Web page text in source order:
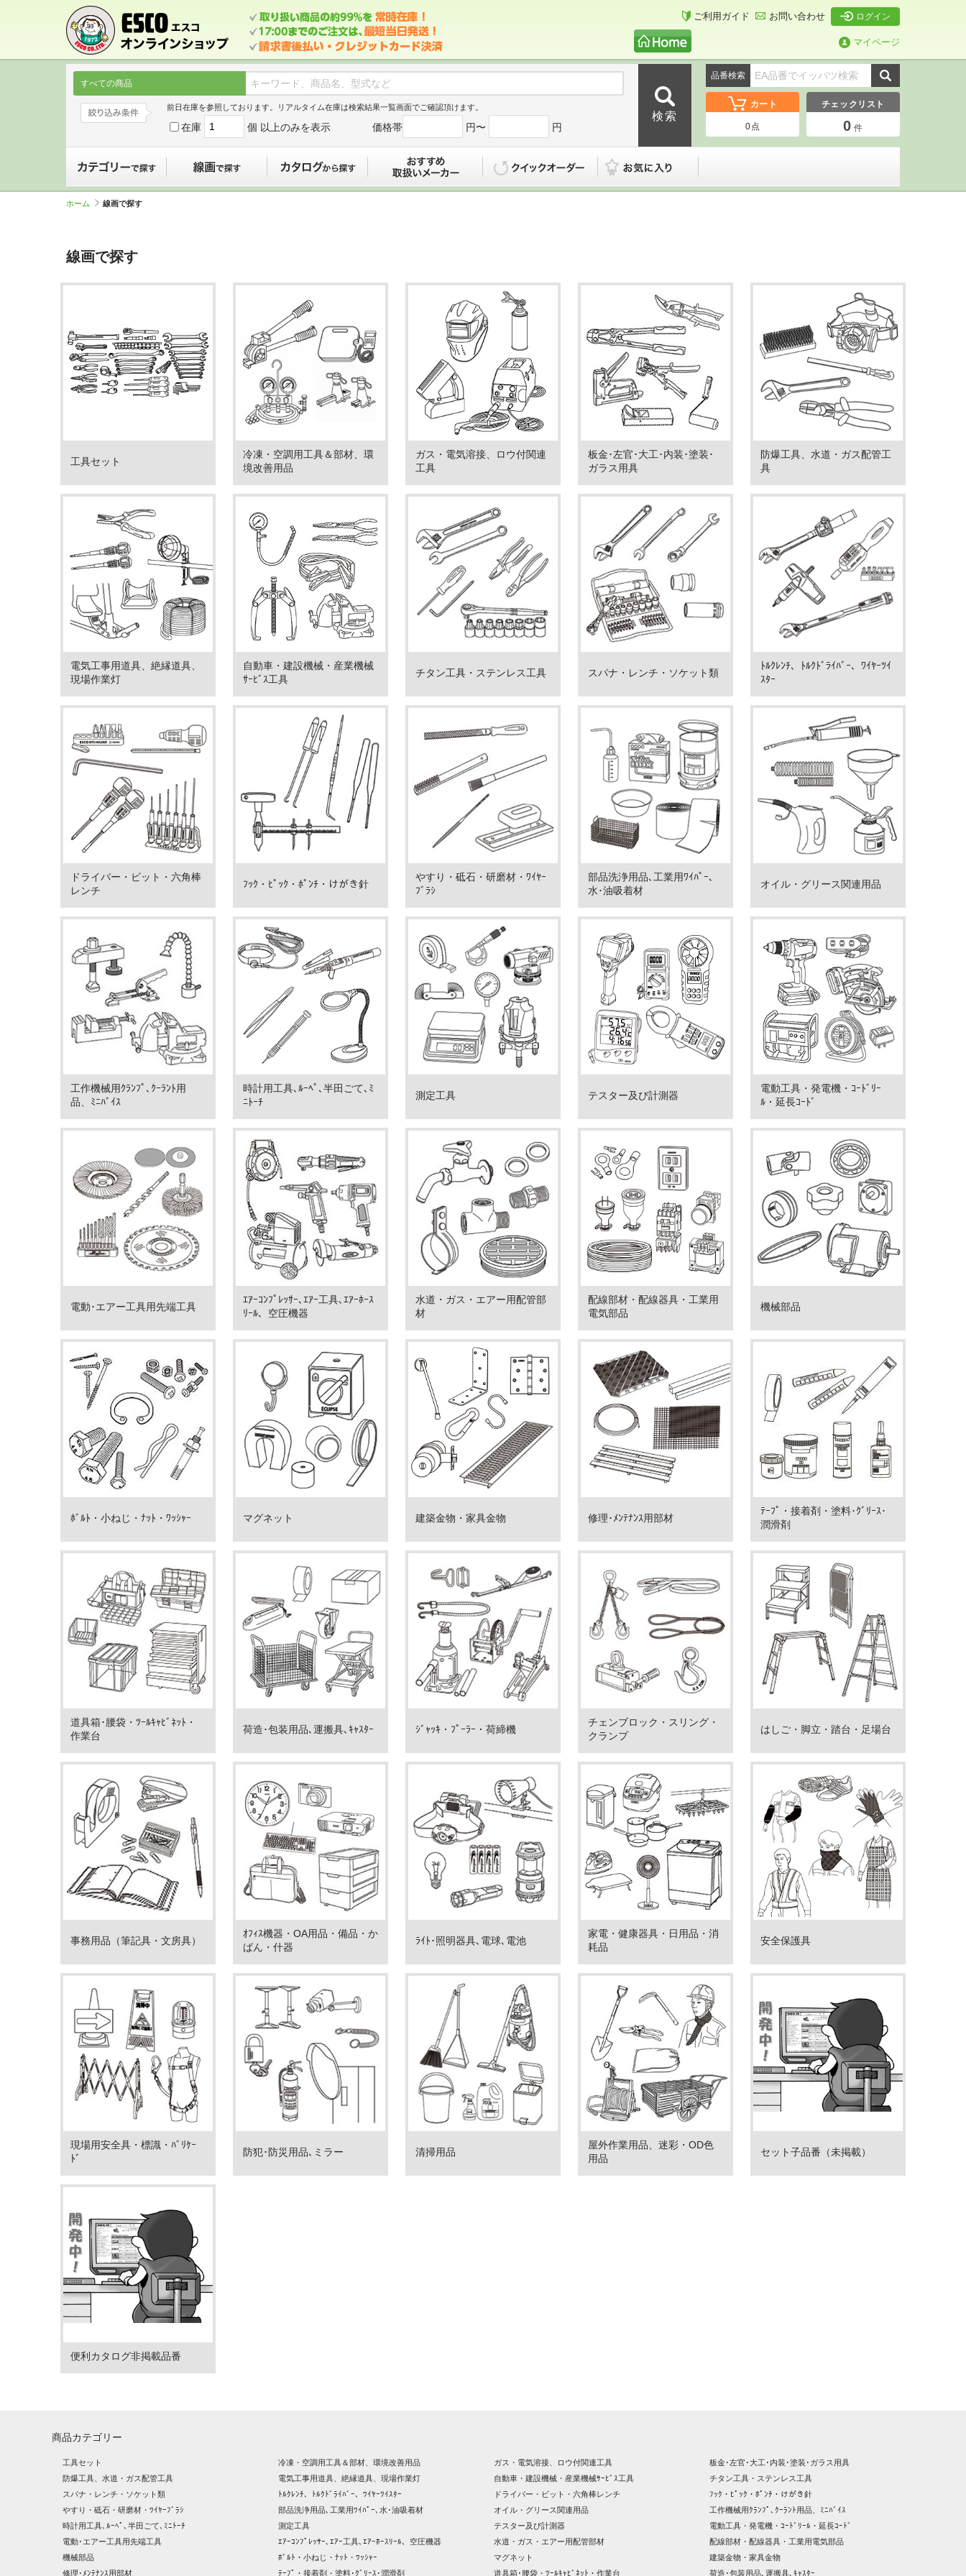
ご利用ガイド お問い合わせ ログイン
マイページ
すべての商品
前日在庫を参照しております。リアルタイム在庫は検索結果一覧画面でご確認頂けます。
在庫 個 以上のみを表示 価格帯 円〜 円
品番検索
カート
0点
チェックリスト
0 件
ホーム 線画で探す
線画で探す
工具セット
冷凍・空調用工具＆部材、環
境改善用品
ガス・電気溶接、ロウ付関連
工具
板金･左官･大工･内装･塗装･
ガラス用具
防爆工具、水道・ガス配管工
具
電気工事用道具、絶縁道具、
現場作業灯
自動車・建設機械・産業機械
ｻｰﾋﾞｽ工具
チタン工具・ステンレス工具 スパナ・レンチ・ソケット類
ﾄﾙｸﾚﾝﾁ、ﾄﾙｸﾄﾞﾗｲﾊﾞｰ、ﾜｲﾔｰﾂｲ
ｽﾀｰ
ドライバー・ビット・六角棒
レンチ
ﾌｯｸ・ﾋﾟｯｸ・ﾎﾟﾝﾁ・けがき針
やすり・砥石・研磨材・ﾜｲﾔｰ
ﾌﾞﾗｼ
部品洗浄用品､工業用ﾜｲﾊﾟｰ､
水･油吸着材
オイル・グリース関連用品
工作機械用ｸﾗﾝﾌﾟ､ｸｰﾗﾝﾄ用
品、ﾐﾆﾊﾞｲｽ
時計用工具､ﾙｰﾍﾟ､半田ごて､ﾐ
ﾆﾄｰﾁ
測定工具 テスター及び計測器
電動工具・発電機・ｺｰﾄﾞﾘｰ
ﾙ・延長ｺｰﾄﾞ
電動･エアー工具用先端工具
ｴｱｰｺﾝﾌﾟﾚｯｻｰ､ｴｱｰ工具､ｴｱｰﾎｰｽ
ﾘｰﾙ、空圧機器
水道・ガス・エアー用配管部
材
配線部材・配線器具・工業用
電気部品
機械部品
ﾎﾞﾙﾄ・小ねじ・ﾅｯﾄ・ﾜｯｼｬｰ マグネット 建築金物・家具金物 修理･ﾒﾝﾃﾅﾝｽ用部材
ﾃｰﾌﾟ・接着剤・塗料･ｸﾞﾘｰｽ･
潤滑剤
道具箱･腰袋・ﾂｰﾙｷｬﾋﾞﾈｯﾄ・
作業台
荷造･包装用品､運搬具､ｷｬｽﾀｰ ｼﾞｬｯｷ・ﾌﾟｰﾗｰ・荷締機
チェンブロック・スリング・
クランプ
はしご・脚立・踏台・足場台
事務用品（筆記具・文房具）
ｵﾌｨｽ機器・OA用品・備品・か
ばん・什器
ﾗｲﾄ･照明器具､電球､電池
家電・健康器具・日用品・消
耗品
安全保護具
現場用安全具・標識・ﾊﾞﾘｹｰ
ﾄﾞ
防犯･防災用品､ミラー 清掃用品
屋外作業用品、迷彩・OD色
用品
セット子品番（未掲載）
便利カタログ非掲載品番
商品カテゴリー
工具セット 冷凍・空調用工具＆部材、環境改善用品 ガス・電気溶接、ロウ付関連工具
板金･左官･大工･内装･塗装･ガラス用具
防爆工具、水道・ガス配管工具
電気工事用道具、絶縁道具、現場作業灯 自動車・建設機械・産業機械ｻｰﾋﾞｽ工具
チタン工具・ステンレス工具
スパナ・レンチ・ソケット類
ﾄﾙｸﾚﾝﾁ、ﾄﾙｸﾄﾞﾗｲﾊﾞｰ、ﾜｲﾔｰﾂｲｽﾀｰ ドライバー・ビット・六角棒レンチ
ﾌｯｸ・ﾋﾟｯｸ・ﾎﾟﾝﾁ・けがき針
やすり・砥石・研磨材・ﾜｲﾔｰﾌﾞﾗｼ
部品洗浄用品､工業用ﾜｲﾊﾟｰ､水･油吸着材 オイル・グリース関連用品
工作機械用ｸﾗﾝﾌﾟ､ｸｰﾗﾝﾄ用品、ﾐﾆﾊﾞｲｽ
時計用工具､ﾙｰﾍﾟ､半田ごて､ﾐﾆﾄｰﾁ
測定工具 テスター及び計測器
電動工具・発電機・ｺｰﾄﾞﾘｰﾙ・延長ｺｰﾄﾞ
電動･エアー工具用先端工具
ｴｱｰｺﾝﾌﾟﾚｯｻｰ､ｴｱｰ工具､ｴｱｰﾎｰｽﾘｰﾙ、空圧機器 水道・ガス・エアー用配管部材
配線部材・配線器具・工業用電気部品
機械部品
ﾎﾞﾙﾄ・小ねじ・ﾅｯﾄ・ﾜｯｼｬｰ マグネット
建築金物・家具金物
修理･ﾒﾝﾃﾅﾝｽ用部材
ﾃｰﾌﾟ・接着剤・塗料･ｸﾞﾘｰｽ･潤滑剤 道具箱･腰袋・ﾂｰﾙｷｬﾋﾞﾈｯﾄ・作業台 荷造･包装用品､運搬具､ｷｬｽﾀｰ